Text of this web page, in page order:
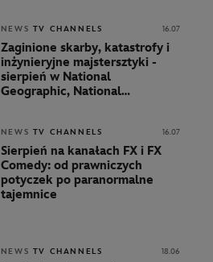
NEWS TV CHANNELS 16.07
Zaginione skarby, katastrofy i
inżynieryjne majstersztyki -
sierpień w National
Geographic, National
NEWS TV CHANNELS 16.07
Sierpień na kanałach FX i FX
Comedy: od prawniczych
potyczek po paranormalne
tajemnice
NEWS TV CHANNELS 18.06